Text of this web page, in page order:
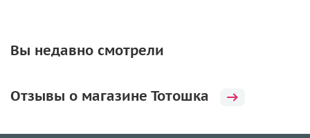
Вы недавно смотрели
Отзывы о магазине Тотошка